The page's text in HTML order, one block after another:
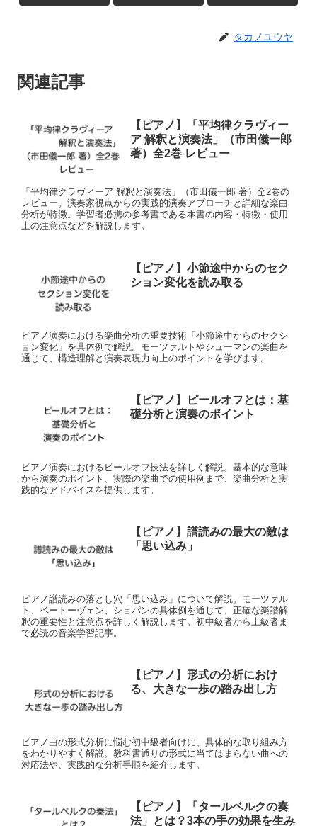
タカノユウヤ
関連記事
【ピアノ】「平均律クラヴィー
ア 解釈と演奏法」（市田儀一郎
著）全2巻 レビュー
「平均律クラヴィーア 解釈と演奏法」（市田儀一郎 著）全2巻の
レビュー。演奏家視点からの実践的演奏アプローチと詳細な楽曲
分析が特徴。学習者必携の参考書である本書の内容・特徴・使用
上の注意点などを解説します。
【ピアノ】小節途中からのセク
ション変化を読み取る
ピアノ演奏における楽曲分析の重要技術「小節途中からのセクシ
ョン変化」を具体例で解説。モーツァルトやシューマンの楽曲を
通じて、構造理解と演奏表現力向上のポイントを学びます。
【ピアノ】ピールオフとは：基
礎分析と演奏のポイント
ピアノ演奏におけるピールオフ技法を詳しく解説。基本的な意味
から演奏のポイント、実際の楽曲での使用例まで、楽曲分析と実
践的なアドバイスを提供します。
【ピアノ】譜読みの最大の敵は
「思い込み」
ピアノ譜読みの落とし穴「思い込み」について解説。モーツァル
ト、ベートーヴェン、ショパンの具体例を通じて、正確な楽譜解
釈の重要性と注意点を詳しく解説します。初中級者から上級者ま
で必読の音楽学習記事。
【ピアノ】形式の分析におけ
る、大きな一歩の踏み出し方
ピアノ曲の形式分析に悩む初中級者向けに、具体的な取り組み方
をわかりやすく解説。教科書通りの形式に当てはまらない曲への
対応法や、実践的な分析手順を紹介します。
【ピアノ】「タールベルクの奏
法」とは？3本の手の効果を生み